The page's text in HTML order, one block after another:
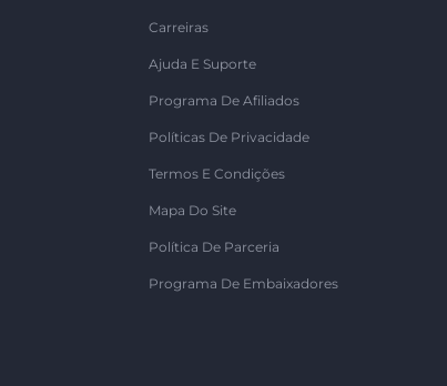
Carreiras
Ajuda E Suporte
Programa De Afiliados
Políticas De Privacidade
Termos E Condições
Mapa Do Site
Política De Parceria
Programa De Embaixadores